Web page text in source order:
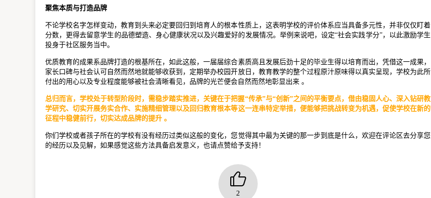
聚焦本质与打造品牌
不论学校名字怎样变动，教育到头来必定要回归到培育人的根本性质上，这表明学校的评价体系应当具备多元性，并非仅仅盯着
分数，更得去留意学生的品德塑造、身心健康状况以及兴趣爱好的发展情况。举例来说吧，设定“社会实践学分”，以此激励学生
投身于社区服务当中。
优质教育的成果系品牌打造的根基所在，如此这般，一届届综合素质高且发展后劲十足的毕业生得以培育而出，凭借这一成果，
家长口碑与社会认可自然而然地就能够收获到，定期举办校园开放日，教育教学的整个过程原汁原味得以真实呈现，学校为此所
付出的用心以及专业程度能够被社会清晰看见，品牌的光芒便会自然而然地彰显出来 。
总归而言，学校处于转型阶段时，需稳步踏实推进，关键在于把握“传承”与“创新”之间的平衡要点，借由稳固人心、深入钻研教
学研究、切实开展务实合作、实施精细管理以及回归教育根本等这一连串特定举措，便能够把挑战转变为机遇，促使学校在新的
征程中稳健前行，切实达成品牌的提升 。
你们学校或者孩子所在的学校有没有经历过类似这般的变化，您觉得其中最为关键的那一步到底是什么，欢迎在评论区去分享您
的经历以及见解，如果感觉这些方法具备启发意义，也请点赞给予支持！
2